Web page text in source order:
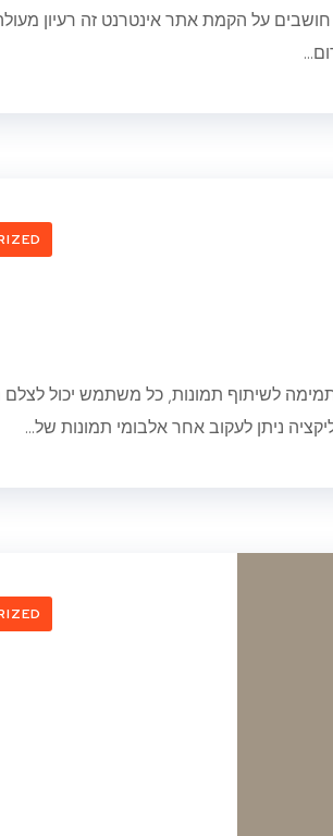
על הקמת אתר אינטרנט זה רעיון
לשיתוף תמונות, כל משתמש יכול לצלם
ניתן לעקוב אחר אלבומי תמונות של...